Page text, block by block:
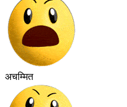
अचम्मित